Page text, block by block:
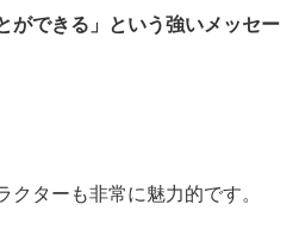
ができる」という強いメッセー
クターも非常に魅力的です。